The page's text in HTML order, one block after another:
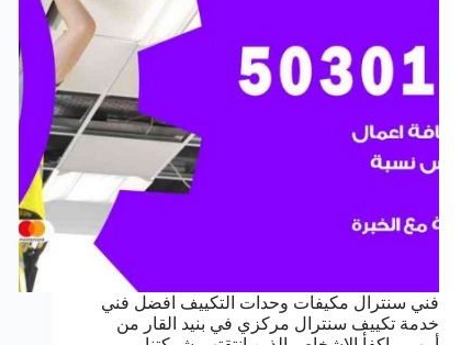
فني سنترال مكيفات وحدات التكييف افضل فني
خدمة تكييف سنترال مركزي في بنيد القار من